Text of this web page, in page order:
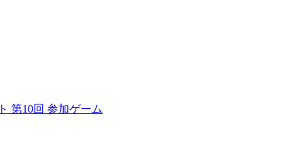
第10回 参加ゲーム